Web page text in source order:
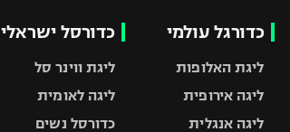
כדורגל עולמי
ליגת האלופות
ליגה אירופית
ליגה אנגלית
כדורסל ישראלי
ליגת ווינר סל
ליגה לאומית
כדורסל נשים